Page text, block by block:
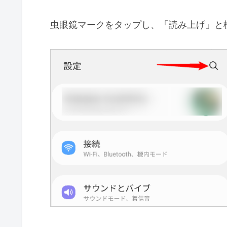
虫眼鏡マークをタップし、「読み上げ」と